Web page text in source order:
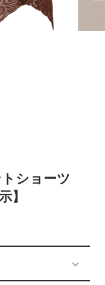
ショーツ
】